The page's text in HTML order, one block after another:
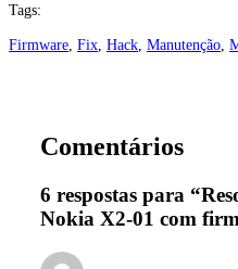
Tags:
Firmware Fix Hack Manutenção
Comentários
6 respostas para
Nokia X2-01 com